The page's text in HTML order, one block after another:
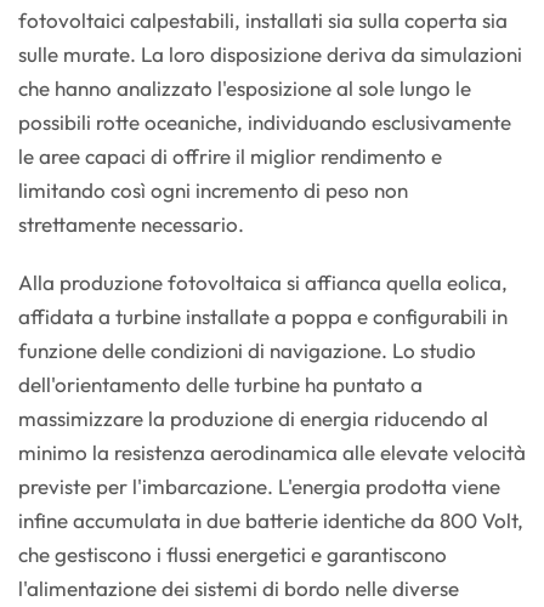
fotovoltaici calpestabili, installati sia sulla coperta sia
sulle murate. La loro disposizione deriva da simulazioni
che hanno analizzato l'esposizione al sole lungo le
possibili rotte oceaniche, individuando esclusivamente
le aree capaci di offrire il miglior rendimento e
limitando così ogni incremento di peso non
strettamente necessario.
Alla produzione fotovoltaica si affianca quella eolica,
affidata a turbine installate a poppa e configurabili in
funzione delle condizioni di navigazione. Lo studio
dell'orientamento delle turbine ha puntato a
massimizzare la produzione di energia riducendo al
minimo la resistenza aerodinamica alle elevate velocità
previste per l'imbarcazione. L'energia prodotta viene
infine accumulata in due batterie identiche da 800 Volt,
che gestiscono i flussi energetici e garantiscono
l'alimentazione dei sistemi di bordo nelle diverse